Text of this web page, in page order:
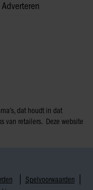
Adverteren
dat houdt in dat
van retailers. Deze website
Spelvoorwaarden